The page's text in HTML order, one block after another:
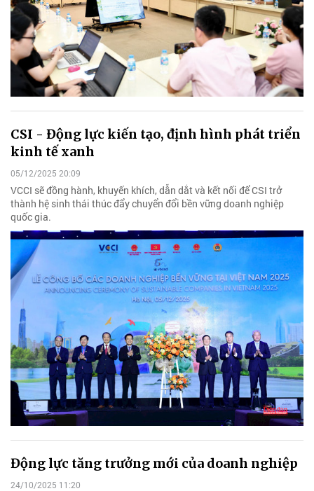
CSI - Động lực kiến tạo, định hình phát triển
kinh tế xanh
05/12/2025 20:09
VCCI sẽ đồng hành, khuyến khích, dẫn dắt và kết nối để CSI trở
thành hệ sinh thái thúc đẩy chuyển đổi bền vững doanh nghiệp
quốc gia.
Động lực tăng trưởng mới của doanh nghiệp
24/10/2025 11:20